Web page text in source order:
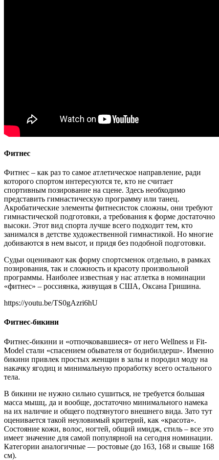
Фитнес
Фитнес – как раз то самое атлетическое направление, ради
которого спортом интересуются те, кто не считает
спортивным позирование на сцене. Здесь необходимо
представить гимнастическую программу или танец.
Акробатические элементы фитнесисток сложны, они требуют
гимнастической подготовки, а требования к форме достаточно
высоки. Этот вид спорта лучше всего подходит тем, кто
занимался в детстве художественной гимнастикой. Но многие
добиваются в нем высот, и придя без подобной подготовки.
Судьи оценивают как форму спортсменок отдельно, в рамках
позирования, так и сложность и красоту произвольной
программы. Наиболее известная у нас атлетка в номинации
«фитнес» – россиянка, живущая в США, Оксана Гришина.
https://youtu.be/TS0gAzri6hU
Фитнес-бикини
Фитнес-бикини и «отпочковавшиеся» от него Wellness и Fit-
Model стали «спасением обывателя от бодибилдерш». Именно
бикини привлек простых женщин в залы и породил моду на
накачку ягодиц и минимальную проработку всего остального
тела.
В бикини не нужно сильно сушиться, не требуется большая
масса мышц, да и вообще, достаточно минимального намека
на их наличие и общего подтянутого внешнего вида. Зато тут
оценивается такой неуловимый критерий, как «красота».
Состояние кожи, волос, ногтей, общий имидж, стиль – все это
имеет значение для самой популярной на сегодня номинации.
Категории аналогичные — ростовые (до 163, 168 и свыше 168
см).